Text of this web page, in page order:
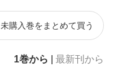
未購入巻をまとめて買う
1巻から 最新刊から